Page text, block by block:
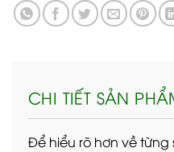
CHI TIẾT SẢN
Để hiểu rõ hơn về